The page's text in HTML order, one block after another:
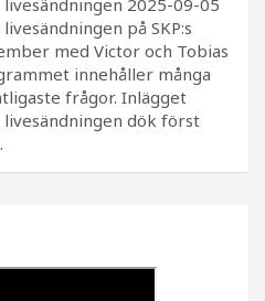
på SKP:s
med Victor och Tobias
innehåller många
frågor. Inlägget
livesändningen dök först